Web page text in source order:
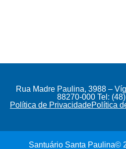
Rua Madre Paulina, 3988 –
88270-000 Tel:
Política de PrivacidadePolítica
Santuário Santa Paulina©